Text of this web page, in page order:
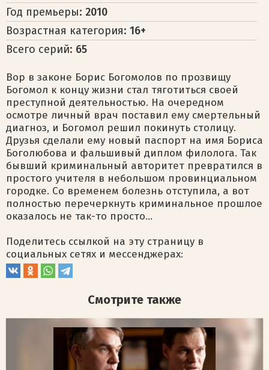
Год премьеры: 2010
Возрастная категория: 16+
Всего серий: 65
Вор в законе Борис Богомолов по прозвищу
Богомол к концу жизни стал тяготиться своей
преступной деятельностью. На очередном
осмотре личный врач поставил ему смертельный
диагноз, и Богомол решил покинуть столицу.
Друзья сделали ему новый паспорт на имя Бориса
Боголюбова и фальшивый диплом филолога. Так
бывший криминальный авторитет превратился в
простого учителя в небольшом провинциальном
городке. Со временем болезнь отступила, а вот
полностью перечеркнуть криминальное прошлое
оказалось не так-то просто…
Поделитесь ссылкой на эту страницу в
социальных сетях и мессенджерах:
Смотрите также